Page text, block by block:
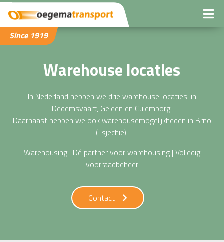
Since 1919
Warehouse locaties
In Nederland hebben we drie warehouse locaties: in
Dedemsvaart, Geleen en Culemborg.
Daarnaast hebben we ook warehousemogelijkheden in Brno
(Tsjechië).
Warehousing| Dé partner voor warehousing| Volledig
voorraadbeheer
Contact